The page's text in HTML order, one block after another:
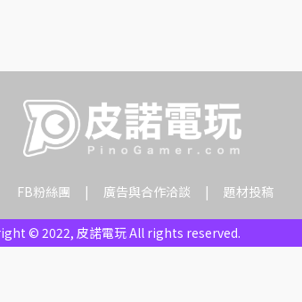
FB粉絲團 廣告與合作洽談 題材投稿
© 2022, 皮諾電玩 All rights reserved.